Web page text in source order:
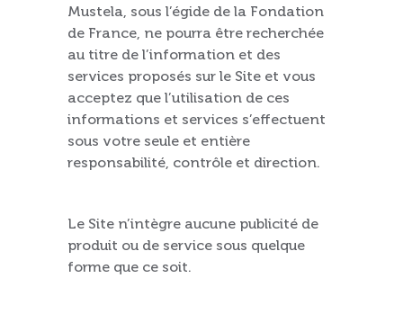
Mustela, sous l’égide de la Fondation
de France, ne pourra être recherchée
au titre de l’information et des
services proposés sur le Site et vous
acceptez que l’utilisation de ces
informations et services s’effectuent
sous votre seule et entière
responsabilité, contrôle et direction.
Le Site n’intègre aucune publicité de
produit ou de service sous quelque
forme que ce soit.